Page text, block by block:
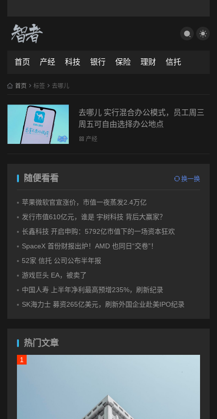
首页 产经 科技 银行 保险 理财 信托
首页 标签 去哪儿
去哪儿 实行混合办公模式，员工周三
周五可自由选择办公地点
产经
随便看看 换一换
苹果微软官宣涨价，市值一夜蒸发2.4万亿
发行市值610亿元，谁是 宇树科技 背后大赢家？
长鑫科技 开启申购：5792亿市值下的一场资本狂欢
SpaceX 首份财报出炉！AMD 也同日“交卷”！
52家 信托 公司公布半年报
游戏巨头 EA，被卖了
中国人寿 上半年净利最高预增235%，刷新纪录
SK海力士 募资265亿美元，刷新外国企业赴美IPO纪录
热门文章